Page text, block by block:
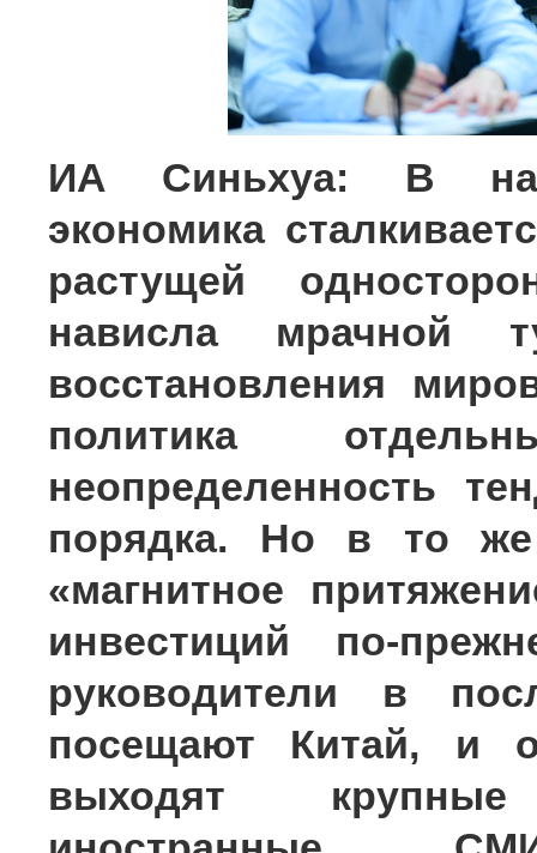
ИА Синьхуа: В
экономика
растущей
нависла мрачной
восстановления
политика
неопределенность
порядка. Но в то
«магнитное
инвестиций по-
руководители в
посещают Китай, и
выходят